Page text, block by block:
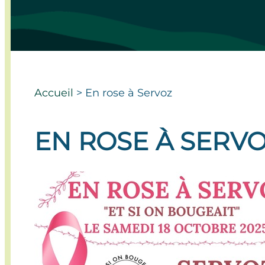
Accueil > En rose à Servoz
EN ROSE À